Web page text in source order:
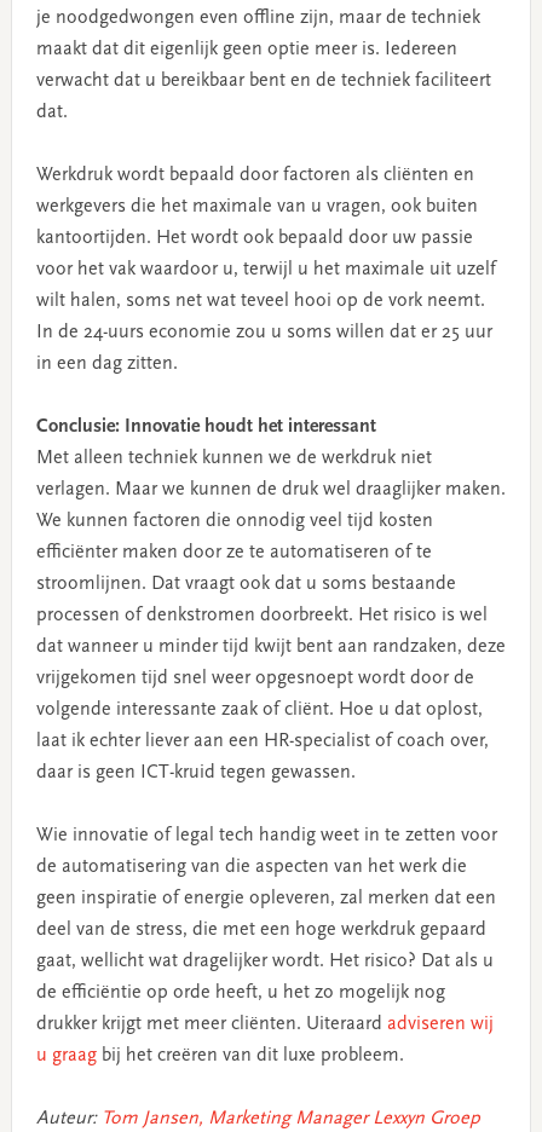
je noodgedwongen even offline zijn, maar de techniek
maakt dat dit eigenlijk geen optie meer is. Iedereen
verwacht dat u bereikbaar bent en de techniek faciliteert
dat.
Werkdruk wordt bepaald door factoren als cliënten en
werkgevers die het maximale van u vragen, ook buiten
kantoortijden. Het wordt ook bepaald door uw passie
voor het vak waardoor u, terwijl u het maximale uit uzelf
wilt halen, soms net wat teveel hooi op de vork neemt.
In de 24-uurs economie zou u soms willen dat er 25 uur
in een dag zitten.
Conclusie: Innovatie houdt het interessant
Met alleen techniek kunnen we de werkdruk niet
verlagen. Maar we kunnen de druk wel draaglijker maken.
We kunnen factoren die onnodig veel tijd kosten
efficiënter maken door ze te automatiseren of te
stroomlijnen. Dat vraagt ook dat u soms bestaande
processen of denkstromen doorbreekt. Het risico is wel
dat wanneer u minder tijd kwijt bent aan randzaken, deze
vrijgekomen tijd snel weer opgesnoept wordt door de
volgende interessante zaak of cliënt. Hoe u dat oplost,
laat ik echter liever aan een HR-specialist of coach over,
daar is geen ICT-kruid tegen gewassen.
Wie innovatie of legal tech handig weet in te zetten voor
de automatisering van die aspecten van het werk die
geen inspiratie of energie opleveren, zal merken dat een
deel van de stress, die met een hoge werkdruk gepaard
gaat, wellicht wat dragelijker wordt. Het risico? Dat als u
de efficiëntie op orde heeft, u het zo mogelijk nog
drukker krijgt met meer cliënten. Uiteraard adviseren wij
u graagbij het creëren van dit luxe probleem.
Auteur: Tom Jansen, Marketing Manager Lexxyn Groep